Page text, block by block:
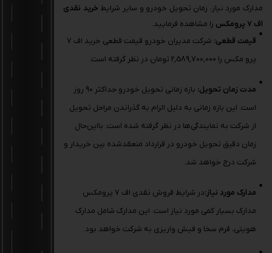
مدارک مورد نیاز، زمان تحویل خودرو و سایر شرایط خرید نقدی
اف 7 پرومکس
را مشاهده فرمایید.
قیمت قطعی:
شرکت مدیران خودرو قیمت قطعی خرید اف 7
پرو مکس را 2,589,700,000 تومان در نظر گرفته است.
مدت زمان تحویل:
بازه زمانی تحویل خودرو حداکثر 90 روز
است. این بازه زمانی به دلیل الزام به گذراندن مراحل تحویل
از شرکت به نمایندگی‌ها در نظر گرفته شده است. بااین‌حال
زمان دقیق تحویل خودرو در قرارداد منعقدشده بین خریدار و
شرکت درج خواهد شد.
مدارک مورد نیاز:
در شرایط فروش نقدی اف 7 پرومکس
مدارک بسیار کمی مورد نیاز است. این مدارک شامل مدارک
هویتی، فرم سخا و فیش واریزی به شرکت خواهد بود.